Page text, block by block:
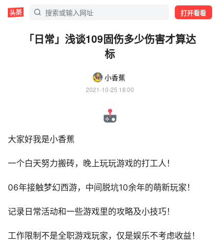
打开看看
「日常」浅谈109固伤多少伤害才算达
标
小香蕉
2021-10-25 18:00
大家好我是小香蕉
一个白天努力搬砖，晚上玩玩游戏的打工人！
06年接触梦幻西游，中间脱坑10余年的萌新玩家！
记录日常活动和一些游戏里的攻略及小技巧！
工作限制不是全职游戏玩家，仅是娱乐不考虑收益！